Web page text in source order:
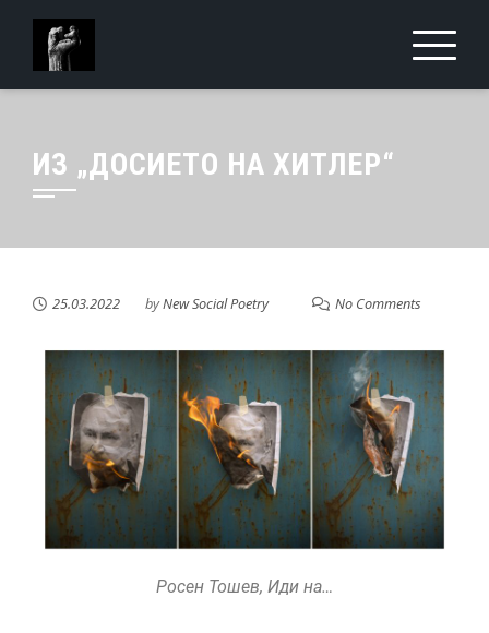
ИЗ „ДОСИЕТО НА ХИТЛЕР“
25.03.2022 byNew Social Poetry No Comments
Росен Тошев, Иди на…